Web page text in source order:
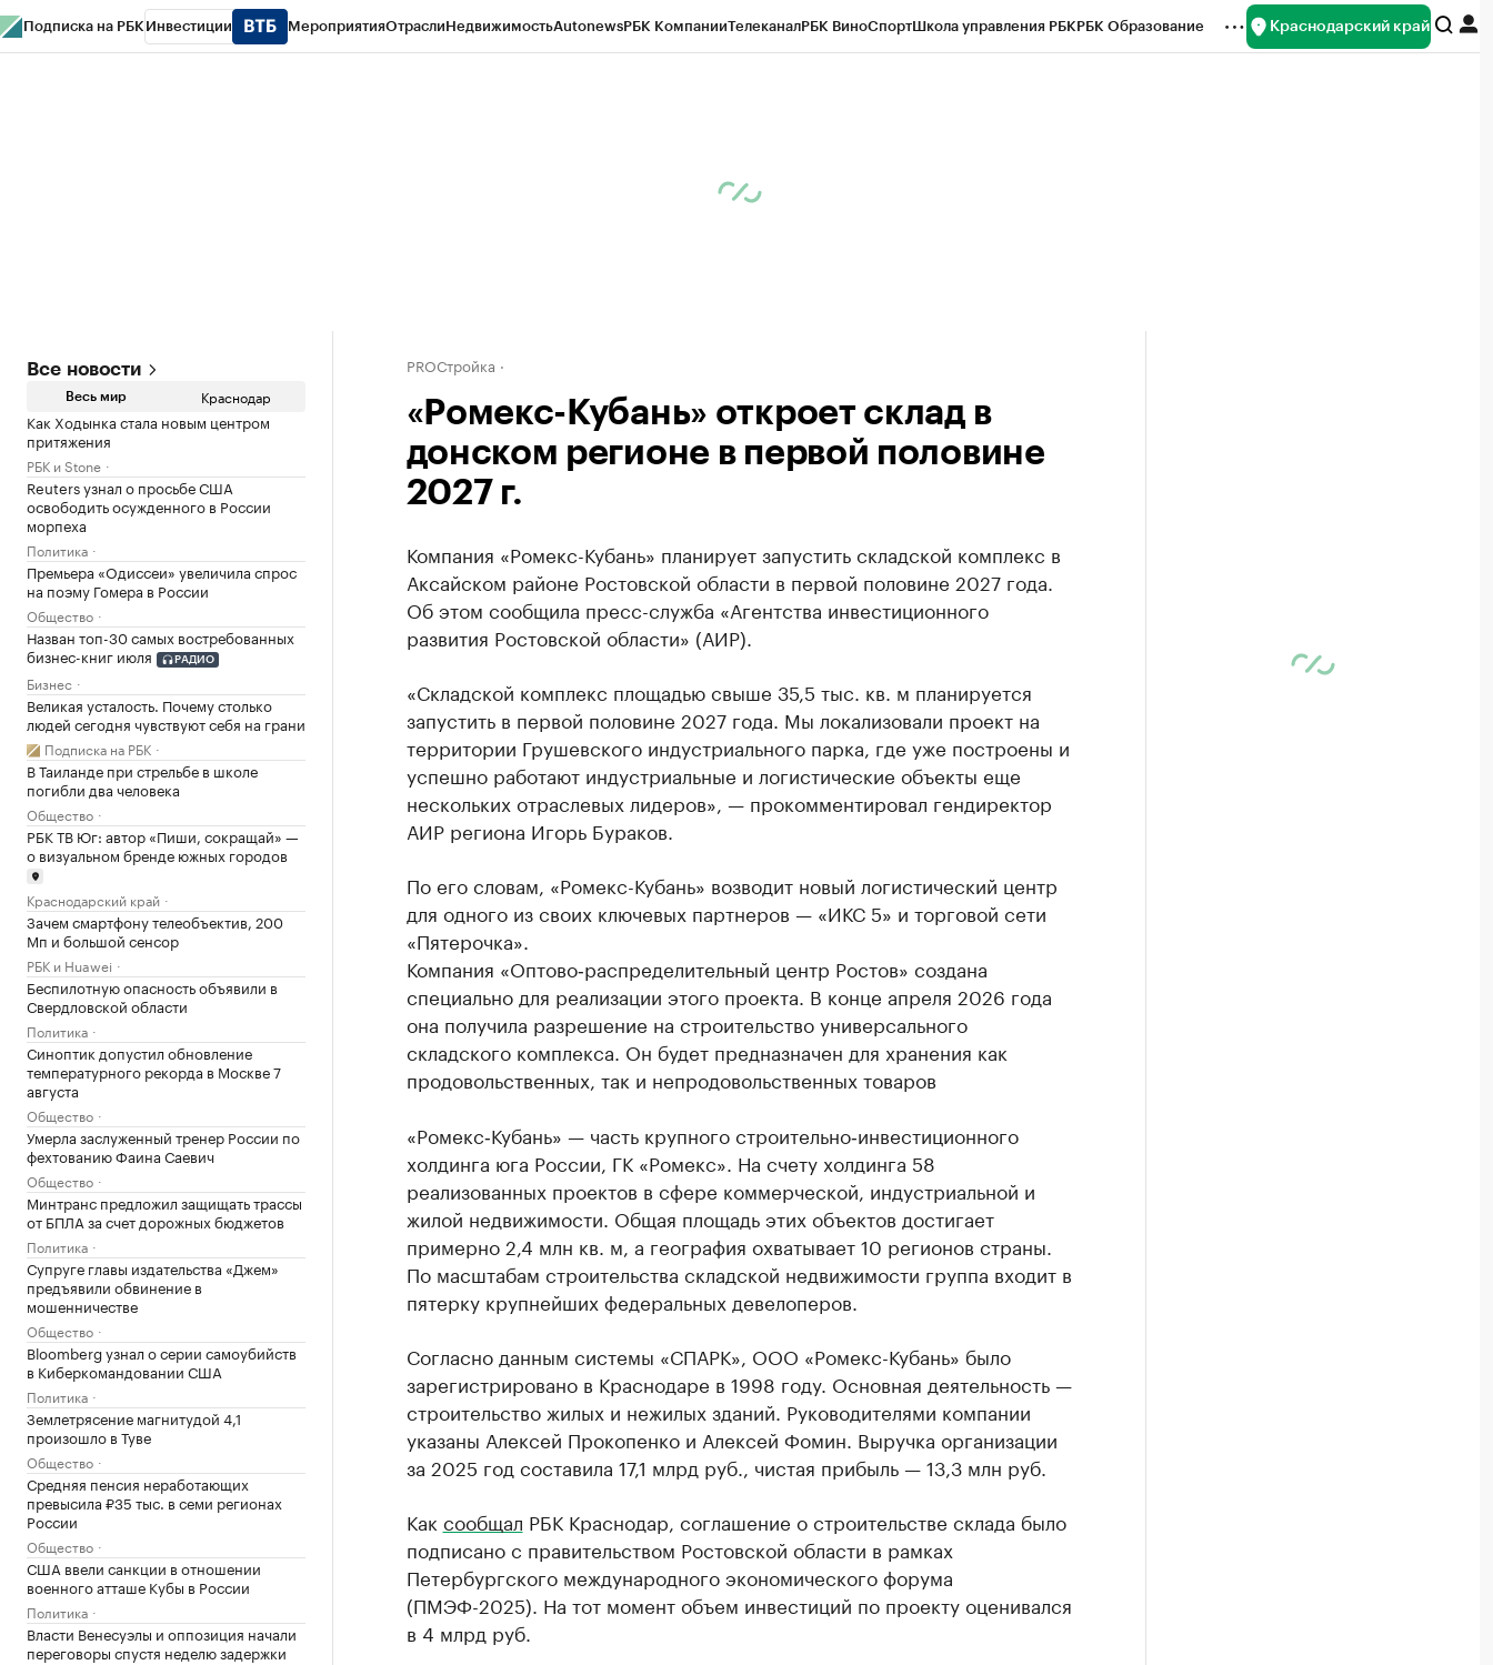
Подписка на РБК Инвестиции МероприятияОтраслиНедвижимостьAutonewsРБК КомпанииТелеканалРБК ВиноСпортШкола управления РБКРБК Образование Краснодарский край
Все новости
Весь мир Краснодар
Как Ходынка стала новым центром
притяжения
РБК и Stone
Reuters узнал о просьбе США
освободить осужденного в России
морпеха
Политика
Премьера «Одиссеи» увеличила спрос
на поэму Гомера в России
Общество
Назван топ-30 самых востребованных
бизнес-книг июля
РАДИО
Бизнес
Великая усталость. Почему столько
людей сегодня чувствуют себя на грани
Подписка на РБК
В Таиланде при стрельбе в школе
погибли два человека
Общество
РБК ТВ Юг: автор «Пиши, сокращай» —
о визуальном бренде южных городов
Краснодарский край
Зачем смартфону телеобъектив, 200
Мп и большой сенсор
РБК и Huawei
Беспилотную опасность объявили в
Свердловской области
Политика
Синоптик допустил обновление
температурного рекорда в Москве 7
августа
Общество
Умерла заслуженный тренер России по
фехтованию Фаина Саевич
Общество
Минтранс предложил защищать трассы
от БПЛА за счет дорожных бюджетов
Политика
Супруге главы издательства «Джем»
предъявили обвинение в
мошенничестве
Общество
Bloomberg узнал о серии самоубийств
в Киберкомандовании США
Политика
Землетрясение магнитудой 4,1
произошло в Туве
Общество
Средняя пенсия неработающих
превысила ₽35 тыс. в семи регионах
России
Общество
США ввели санкции в отношении
военного атташе Кубы в России
Политика
Власти Венесуэлы и оппозиция начали
переговоры спустя неделю задержки
PROСтройка
«Ромекс-Кубань» откроет склад в
донском регионе в первой половине
2027 г.
Компания «Ромекс-Кубань» планирует запустить складской комплекс в
Аксайском районе Ростовской области в первой половине 2027 года.
Об этом сообщила пресс-служба «Агентства инвестиционного
развития Ростовской области» (АИР).
«Складской комплекс площадью свыше 35,5 тыс. кв. м планируется
запустить в первой половине 2027 года. Мы локализовали проект на
территории Грушевского индустриального парка, где уже построены и
успешно работают индустриальные и логистические объекты еще
нескольких отраслевых лидеров», — прокомментировал гендиректор
АИР региона Игорь Бураков.
По его словам, «Ромекс-Кубань» возводит новый логистический центр
для одного из своих ключевых партнеров — «ИКС 5» и торговой сети
«Пятерочка».
Компания «Оптово‑распределительный центр Ростов» создана
специально для реализации этого проекта. В конце апреля 2026 года
она получила разрешение на строительство универсального
складского комплекса. Он будет предназначен для хранения как
продовольственных, так и непродовольственных товаров
«Ромекс‑Кубань» — часть крупного строительно‑инвестиционного
холдинга юга России, ГК «Ромекс». На счету холдинга 58
реализованных проектов в сфере коммерческой, индустриальной и
жилой недвижимости. Общая площадь этих объектов достигает
примерно 2,4 млн кв. м, а география охватывает 10 регионов страны.
По масштабам строительства складской недвижимости группа входит в
пятерку крупнейших федеральных девелоперов.
Согласно данным системы «СПАРК», ООО «Ромекс-Кубань» было
зарегистрировано в Краснодаре в 1998 году. Основная деятельность —
строительство жилых и нежилых зданий. Руководителями компании
указаны Алексей Прокопенко и Алексей Фомин. Выручка организации
за 2025 год составила 17,1 млрд руб., чистая прибыль — 13,3 млн руб.
Как сообщал РБК Краснодар, соглашение о строительстве склада было
подписано с правительством Ростовской области в рамках
Петербургского международного экономического форума
(ПМЭФ-2025). На тот момент объем инвестиций по проекту оценивался
в 4 млрд руб.